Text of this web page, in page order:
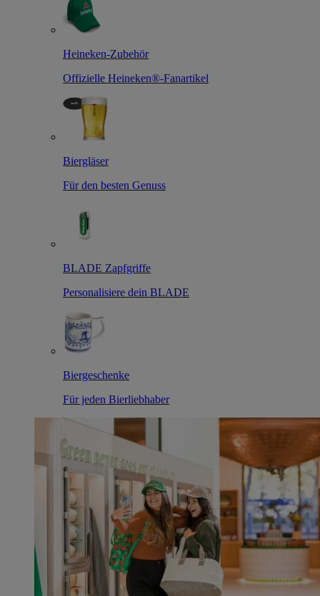
Heineken-Zubehör
Offizielle Heineken®-Fanartikel
Biergläser
Für den besten Genuss
BLADE Zapfgriffe
Personalisiere dein BLADE
Biergeschenke
Für jeden Bierliebhaber